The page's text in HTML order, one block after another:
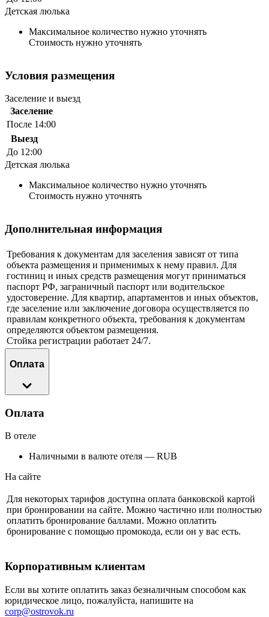
Детская люлька
Максимальное количество нужно уточнять
Стоимость нужно уточнять
Условия размещения
Заселение и выезд
Заселение
После 14:00
Выезд
До 12:00
Детская люлька
Максимальное количество нужно уточнять
Стоимость нужно уточнять
Дополнительная информация
Требования к документам для заселения зависят от типа
объекта размещения и применимых к нему правил. Для
гостиниц и иных средств размещения могут приниматься
паспорт РФ, заграничный паспорт или водительское
удостоверение. Для квартир, апартаментов и иных объектов,
где заселение или заключение договора осуществляется по
правилам конкретного объекта, требования к документам
определяются объектом размещения.
Стойка регистрации работает 24/7.
Оплата
Оплата
В отеле
Наличными в валюте отеля — RUB
На сайте
Для некоторых тарифов доступна оплата банковской картой
при бронировании на сайте. Можно частично или полностью
оплатить бронирование баллами. Можно оплатить
бронирование с помощью промокода, если он у вас есть.
Корпоративным клиентам
Если вы хотите оплатить заказ безналичным способом как
юридическое лицо, пожалуйста, напишите на
corp@ostrovok.ru